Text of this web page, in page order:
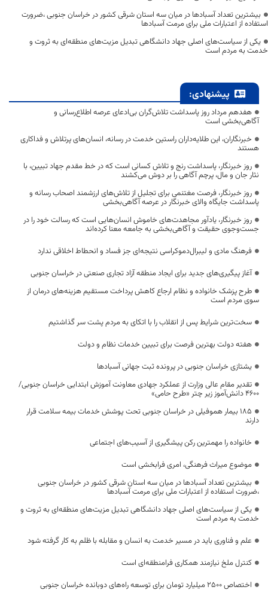
بیشترین تعداد آسبادها در میان سه استان شرقی کشور در خراسان جنوبی ،ضرورت
استفاده از اعتبارات ملی برای مرمت آسبادها
یکی از سیاست‌های اصلی جهاد دانشگاهی تبدیل مزیت‌های منطقه‌ای به ثروت و
خدمت به مردم است
پیشنهادی:
هفدهم مرداد روز پاسداشت تلاش‌گران بی‌ادعای عرصه اطلاع‌رسانی و
آگاهی‌بخشی است
خبرنگاران، این طلایه‌داران راستین خدمت در رسانه، انسان‌های پرتلاش و فداکاری
هستند
روز خبرنگار، پاسداشت رنج و تلاش کسانی است که در خط مقدم جهاد تبیین، با
نثار جان و مال، پرچم آگاهی را بر دوش می‌کشند
روز خبرنگار، فرصت مغتنمی برای تجلیل از تلاش‌های ارزشمند اصحاب رسانه و
پاسداشت جایگاه والای خبرنگار در عرصه آگاهی‌بخشی
روز خبرنگار، یادآور مجاهدت‌های خاموش انسان‌هایی است که رسالت خود را در
جست‌وجوی حقیقت و آگاهی‌بخشی به جامعه معنا کرده‌اند
فرهنگ مادی و لیبرال‌دموکراسی نتیجه‌ای جز فساد و انحطاط اخلاقی ندارد
آغاز پیگیری‌های جدید برای ایجاد منطقه آزاد تجاری صنعتی در خراسان جنوبی
طرح پزشک خانواده و نظام ارجاع کاهش پرداخت مستقیم هزینه‌های درمان از
سوی مردم است
سخت‌ترین شرایط پس از انقلاب را با اتکای به مردم پشت سر گذاشتیم
هفته دولت بهترین فرصت برای تبیین خدمات نظام و دولت
یشتازی خراسان جنوبی در پرونده ثبت جهانی آسبادها
تقدیر مقام عالی وزارت از عملکرد جهادی معاونت آموزش ابتدایی خراسان جنوبی/
۴۶۰۰ دانش‌آموز زیر چتر «طرح حامی»
۱۸۵ بیمار هموفیلی در خراسان جنوبی تحت پوشش خدمات بیمه سلامت قرار
دارند
خانواده را مهمترین رکن پیشگیری از آسیب‌های اجتماعی
موضوع میراث فرهنگی، امری فرابخشی است
بیشترین تعداد آسبادها در میان سه استان شرقی کشور در خراسان جنوبی
،ضرورت استفاده از اعتبارات ملی برای مرمت آسبادها
یکی از سیاست‌های اصلی جهاد دانشگاهی تبدیل مزیت‌های منطقه‌ای به ثروت و
خدمت به مردم است
علم و فناوری باید در مسیر خدمت به انسان و مقابله با ظلم به کار گرفته شود
کنترل ملخ نیازمند همکاری فرامنطقه‌ای است
اختصاص 2500 میلیارد تومان برای توسعه راه‌های دوبانده خراسان جنوبی